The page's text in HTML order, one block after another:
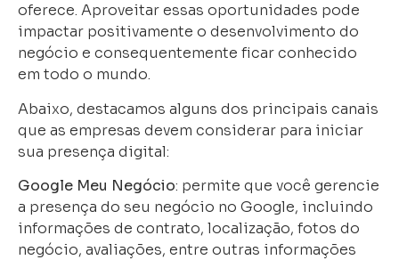
oferece. Aproveitar essas oportunidades pode
impactar positivamente o desenvolvimento do
negócio e consequentemente ficar conhecido
em todo o mundo.
Abaixo, destacamos alguns dos principais canais
que as empresas devem considerar para iniciar
sua presença digital:
Google Meu Negócio: permite que você gerencie
a presença do seu negócio no Google, incluindo
informações de contrato, localização, fotos do
negócio, avaliações, entre outras informações